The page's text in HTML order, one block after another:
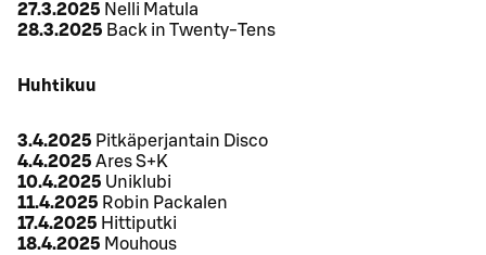
27.3.2025 Nelli Matula
28.3.2025 Back in Twenty-Tens
Huhtikuu
3.4.2025 Pitkäperjantain Disco
4.4.2025 Ares S+K
10.4.2025 Uniklubi
11.4.2025 Robin Packalen
17.4.2025 Hittiputki
18.4.2025 Mouhous